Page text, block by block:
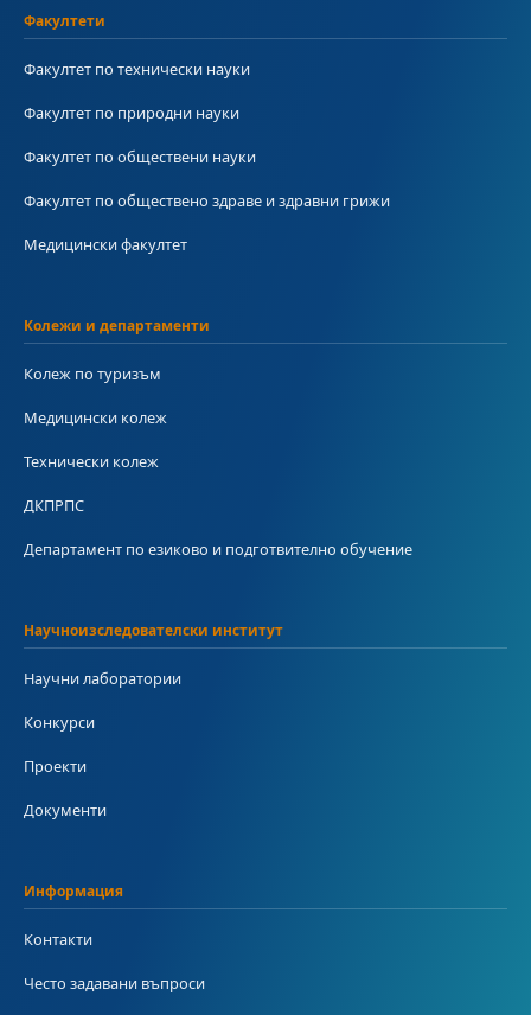
Факултети
Факултет по технически науки
Факултет по природни науки
Факултет по обществени науки
Факултет по обществено здраве и здравни грижи
Медицински факултет
Колежи и департаменти
Колеж по туризъм
Медицински колеж
Технически колеж
ДКПРПС
Департамент по езиково и подготвително обучение
Научноизследователски институт
Научни лаборатории
Конкурси
Проекти
Документи
Информация
Контакти
Често задавани въпроси